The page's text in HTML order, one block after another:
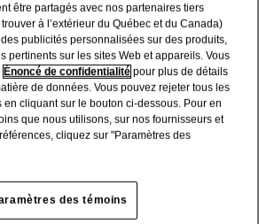
être partagés avec nos partenaires tiers
à l’extérieur du Québec et du Canada)
publicités personnalisées sur des produits,
pertinents sur les sites Web et appareils. Vous
Énoncé de confidentialité pour plus de détails
de données. Vous pouvez rejeter tous les
cliquant sur le bouton ci-dessous. Pour en
que nous utilisons, sur nos fournisseurs et
cliquez sur "Paramètres des
des témoins